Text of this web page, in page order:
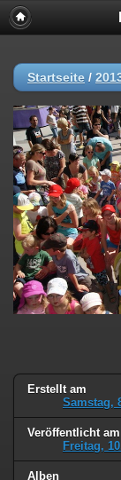
Startseite /
Erstellt am
Samstag,
Veröffentlicht am
Freitag,
Alben